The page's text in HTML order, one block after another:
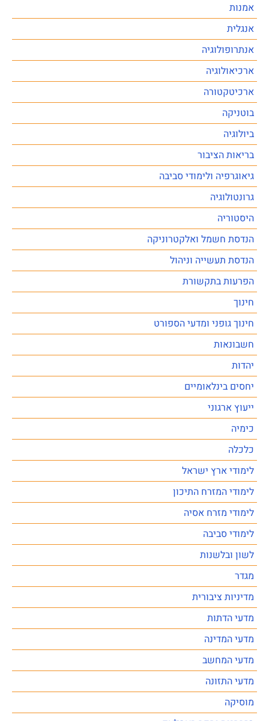
אמנות
אנגלית
אנתרופולוגיה
ארכיאולוגיה
ארכיטקטורה
בוטניקה
ביולוגיה
בריאות הציבור
גיאוגרפיה ולימודי סביבה
גרונטולוגיה
היסטוריה
הנדסת חשמל ואלקטרוניקה
הנדסת תעשייה וניהול
הפרעות בתקשורת
חינוך
חינוך גופני ומדעי הספורט
חשבונאות
יהדות
יחסים בינלאומיים
ייעוץ ארגוני
כימיה
כלכלה
לימודי ארץ ישראל
לימודי המזרח התיכון
לימודי מזרח אסיה
לימודי סביבה
לשון ובלשנות
מגדר
מדיניות ציבורית
מדעי הדתות
מדעי המדינה
מדעי המחשב
מדעי התזונה
מוסיקה